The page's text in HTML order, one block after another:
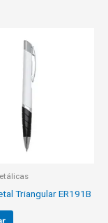
Triangular ER191B